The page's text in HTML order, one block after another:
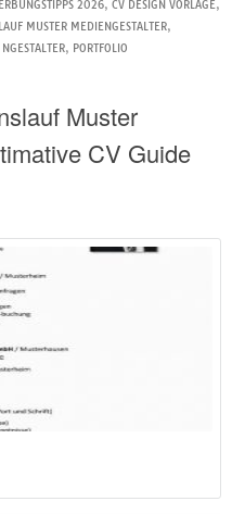
2026, CV DESIGN VORLAGE,
MUSTER MEDIENGESTALTER,
, PORTFOLIO
Muster
CV Guide